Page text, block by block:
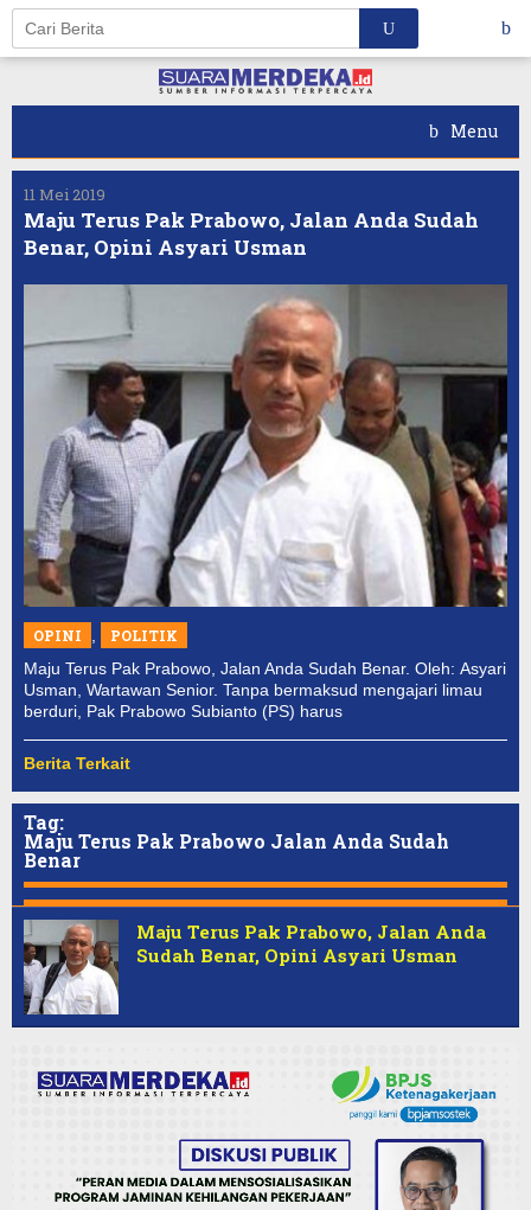
Skip
content
Menu
11 Mei 2019
Maju Terus Pak Prabowo, Jalan Anda Sudah
Benar, Opini Asyari Usman
OPINI ,
POLITIK
Maju Terus Pak Prabowo, Jalan Anda Sudah Benar. Oleh: Asyari
Usman, Wartawan Senior. Tanpa bermaksud mengajari limau
berduri, Pak Prabowo Subianto (PS) harus
Berita Terkait
Tag:
Maju Terus Pak Prabowo Jalan Anda Sudah
Benar
Maju Terus Pak Prabowo, Jalan Anda
Sudah Benar, Opini Asyari Usman